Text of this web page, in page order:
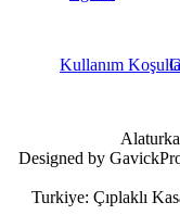
Kullanım
Designed by
Turkiye: Çıplaklı